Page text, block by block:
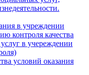
в учреждении
контроля качества
в учереждении
условий оказания